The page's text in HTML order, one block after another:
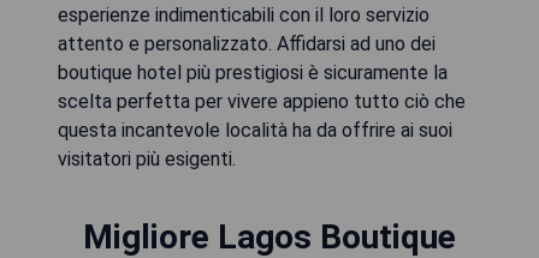
esperienze indimenticabili con il loro servizio
attento e personalizzato. Affidarsi ad uno dei
boutique hotel più prestigiosi è sicuramente la
scelta perfetta per vivere appieno tutto ciò che
questa incantevole località ha da offrire ai suoi
visitatori più esigenti.
Migliore Lagos Boutique